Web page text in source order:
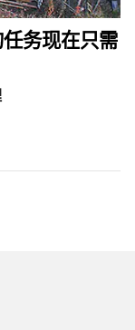
务现在只需